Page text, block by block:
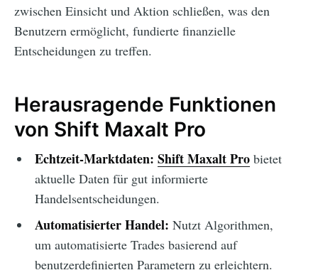
zwischen Einsicht und Aktion schließen, was den
Benutzern ermöglicht, fundierte finanzielle
Entscheidungen zu treffen.
Herausragende Funktionen
von Shift Maxalt Pro
Echtzeit-Marktdaten: Shift Maxalt Probietet
aktuelle Daten für gut informierte
Handelsentscheidungen.
Automatisierter Handel: Nutzt Algorithmen,
um automatisierte Trades basierend auf
benutzerdefinierten Parametern zu erleichtern.